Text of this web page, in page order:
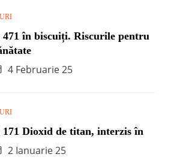
471 în biscuiți. Riscurile pentru
4 Februarie 25
171 Dioxid de titan, interzis în
2 Ianuarie 25